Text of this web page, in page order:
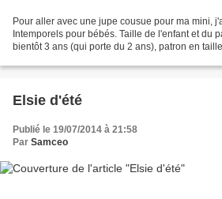
Pour aller avec une jupe cousue pour ma mini,
Intemporels pour bébés. Taille de l'enfant et du
bientôt 3 ans (qui porte du 2 ans), patron en
Elsie d'été
Publié le 19/07/2014 à 21:58
Par Samceo